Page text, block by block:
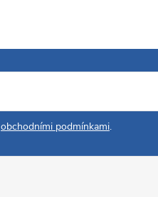
obchodními podmínkami.